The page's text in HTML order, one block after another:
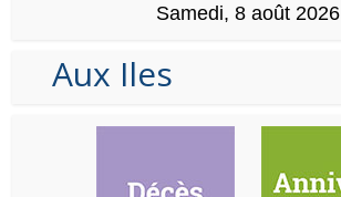
Samedi, 8 août 2026
Aux Iles